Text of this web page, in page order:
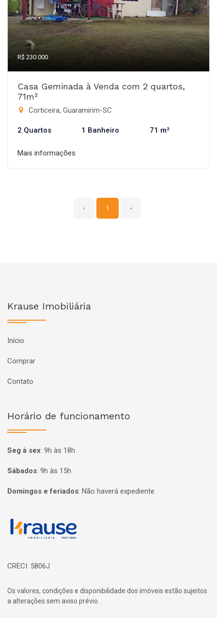
R$ 230.000
Casa Geminada à Venda com 2 quartos,
71m²
Corticeira, Guaramirim-SC
2 Quartos 1 Banheiro 71 m²
Mais informações
‹ 1 ›
Krause Imobiliária
Início
Comprar
Contato
Horário de funcionamento
Seg à sex: 9h às 18h
Sábados: 9h às 15h
Domingos e feriados: Não haverá expediente
Página inicial
CRECI: 5806J
Os valores, condições e disponibilidade dos imóveis estão sujeitos
a alterações sem aviso prévio.